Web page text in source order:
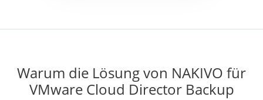
Warum die Lösung von NAKIVO für
VMware Cloud Director Backup